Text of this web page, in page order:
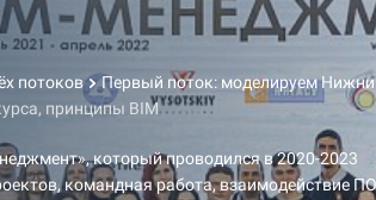
потоков
Первый поток: моделируем
принципы BIM
который проводился в 2020-2023
командная работа, взаимодействие